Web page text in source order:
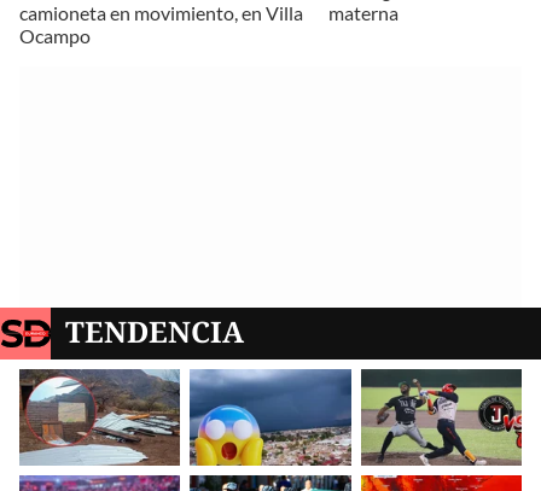
camioneta en movimiento, en Villa
Ocampo
materna
TENDENCIA